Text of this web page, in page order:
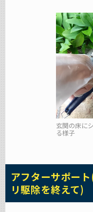
玄関の床に
る様子
アフターサポー
リ駆除を終えて)